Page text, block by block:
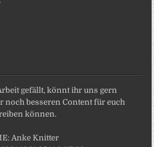
gefällt, könnt ihr uns gern
noch besseren Content für euch
können.
Anke Knitter